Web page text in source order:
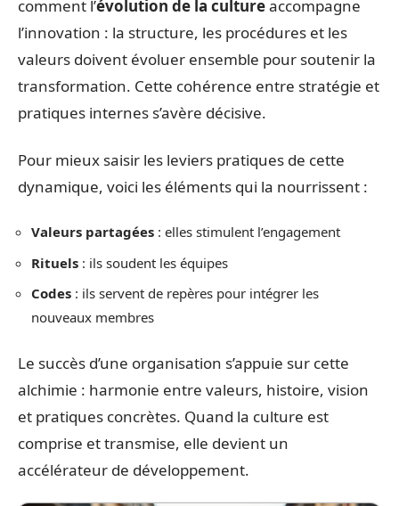
comment l’évolution de la cultureaccompagne
l’innovation : la structure, les procédures et les
valeurs doivent évoluer ensemble pour soutenir la
transformation. Cette cohérence entre stratégie et
pratiques internes s’avère décisive.
Pour mieux saisir les leviers pratiques de cette
dynamique, voici les éléments qui la nourrissent :
Valeurs partagées : elles stimulent l’engagement
Rituels : ils soudent les équipes
Codes : ils servent de repères pour intégrer les
nouveaux membres
Le succès d’une organisation s’appuie sur cette
alchimie : harmonie entre valeurs, histoire, vision
et pratiques concrètes. Quand la culture est
comprise et transmise, elle devient un
accélérateur de développement.